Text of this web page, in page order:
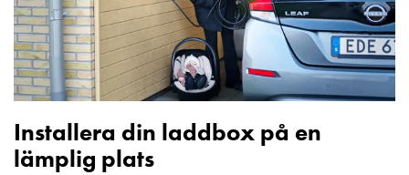
Entity
GAROs
resa
inom
elbilsladdning
guide
Installera din laddbox på en
lämplig plats